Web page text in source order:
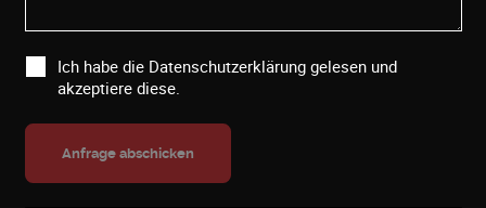
Ich habe die Datenschutzerklärunggelesen und
akzeptiere diese.